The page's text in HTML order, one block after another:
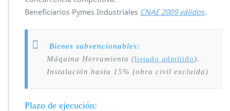
Beneficiarios Pymes Industriales CNAE 2009 válidos.
Bienes subvencionables:
Máquina Herramienta (listado admitido).
Instalación hasta 15% (obra civil excluida)
Plazo de ejecución: